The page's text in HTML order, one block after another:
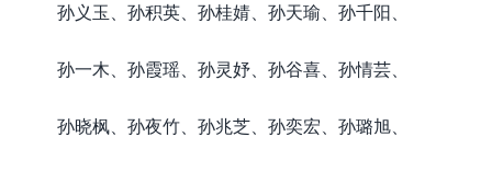
孙义玉、孙积英、孙桂婧、孙天瑜、孙千阳、
孙一木、孙霞瑶、孙灵妤、孙谷喜、孙情芸、
孙晓枫、孙夜竹、孙兆芝、孙奕宏、孙璐旭、